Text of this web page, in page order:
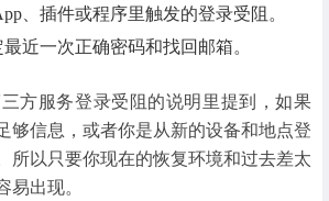
、插件或程序里触发的登录受阻。
近一次正确密码和找回邮箱。
方服务登录受阻的说明里提到，如果
够信息，或者你是从新的设备和地点登
所以只要你现在的恢复环境和过去差太
易出现。